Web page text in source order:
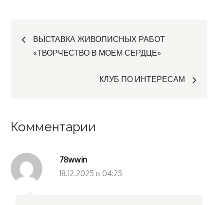
Навигация
ВЫСТАВКА ЖИВОПИСНЫХ РАБОТ
«ТВОРЧЕСТВО В МОЕМ СЕРДЦЕ»
КЛУБ ПО ИНТЕРЕСАМ
Комментарии
78wwin
18.12.2025 в 04:25